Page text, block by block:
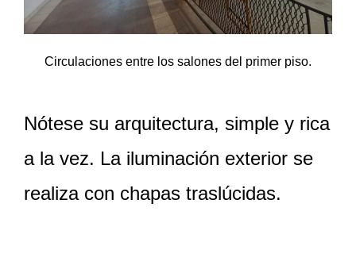
Circulaciones entre los salones del primer piso.
Nótese su arquitectura, simple y rica
a la vez. La iluminación exterior se
realiza con chapas traslúcidas.